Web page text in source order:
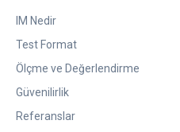
IM Nedir
Test Format
Ölçme ve Değerlendirme
Güvenilirlik
Referanslar